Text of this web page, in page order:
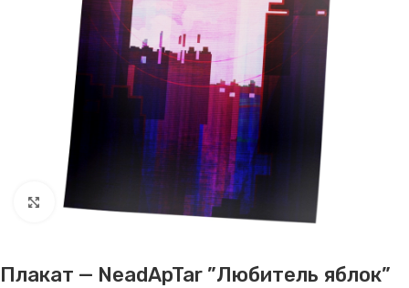
Нажмите, чтобы увеличить
Плакат — NeadApTar ”Любитель яблок”